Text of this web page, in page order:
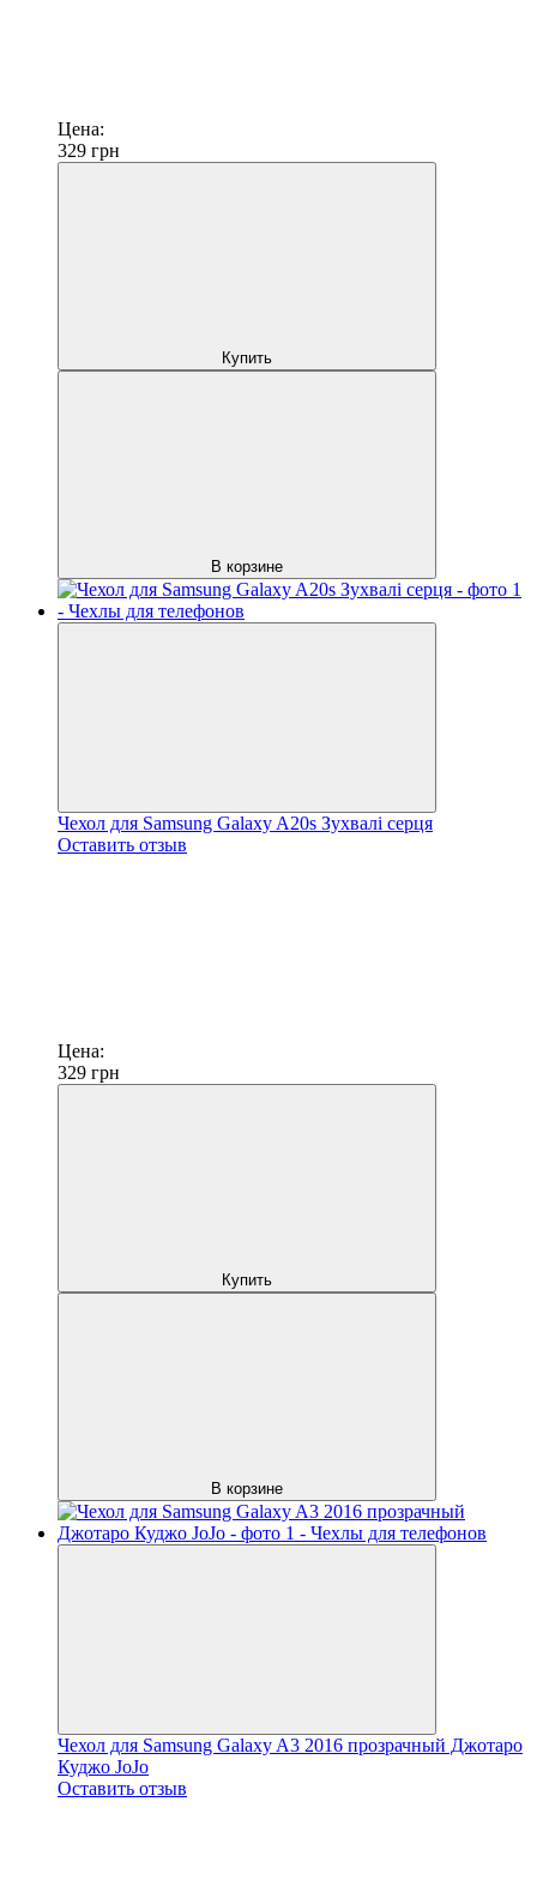
Цена:
329 грн
Купить
В корзине
Чехол для Samsung Galaxy A20s Зухвалі серця
Оставить отзыв
Цена:
329 грн
Купить
В корзине
Чехол для Samsung Galaxy A3 2016 прозрачный Джотаро
Куджо JoJo
Оставить отзыв